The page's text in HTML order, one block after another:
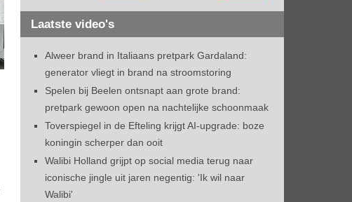
Laatste video's
Alweer brand in Italiaans pretpark Gardaland:
generator vliegt in brand na stroomstoring
Spelen bij Beelen ontsnapt aan grote brand:
pretpark gewoon open na nachtelijke schoonmaak
Toverspiegel in de Efteling krijgt AI-upgrade: boze
koningin scherper dan ooit
Walibi Holland grijpt op social media terug naar
iconische jingle uit jaren negentig: 'Ik wil naar
Walibi'